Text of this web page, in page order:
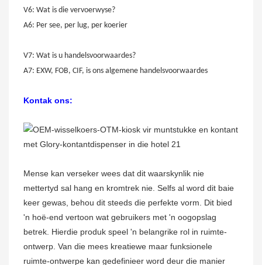
V6: Wat is die vervoerwyse?
A6: Per see, per lug, per koerier
V7: Wat is u handelsvoorwaardes?
A7: EXW, FOB, CIF, is ons algemene handelsvoorwaardes
Kontak ons:
Mense kan verseker wees dat dit waarskynlik nie
mettertyd sal hang en kromtrek nie. Selfs al word dit baie
keer gewas, behou dit steeds die perfekte vorm. Dit bied
'n hoë-end vertoon wat gebruikers met 'n oogopslag
betrek. Hierdie produk speel 'n belangrike rol in ruimte-
ontwerp. Van die mees kreatiewe maar funksionele
ruimte-ontwerpe kan gedefinieer word deur die manier